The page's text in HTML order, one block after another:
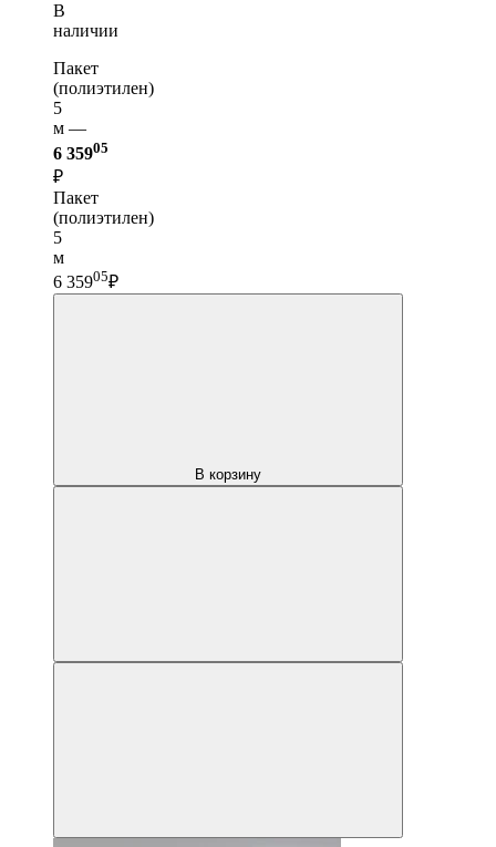
В
наличии
Пакет
(полиэтилен)
5
м —
6 35905
₽
Пакет
(полиэтилен)
5
м
6 35905₽
В корзину